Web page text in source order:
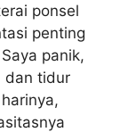
ponsel
penting
panik,
dan tidur